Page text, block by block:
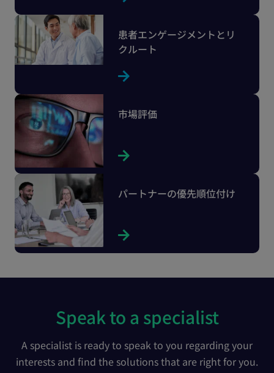
患者エンゲージメントとリ
クルート
市場評価
パートナーの優先順位付け
Speak to a specialist
A specialist is ready to speak to you regarding your
interests and find the solutions that are right for you.